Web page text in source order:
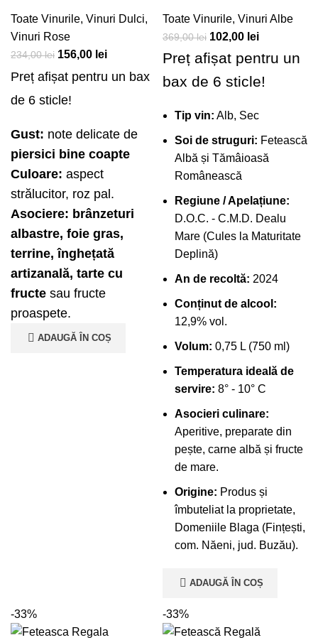
Toate Vinurile, Vinuri Dulci,
Vinuri Rose
234,00lei 156,00 lei
Preț afișat pentru un bax
de 6 sticle!
Gust: note delicate de
piersici bine coapte
Culoare: aspect
strălucitor, roz pal.
Asociere: brânzeturi
albastre, foie gras,
terrine, înghețată
artizanală, tarte cu
fructe sau fructe
proaspete.
ADAUGĂ ÎN COȘ
Toate Vinurile, Vinuri Albe
369,00lei 102,00 lei
Preț afișat pentru un
bax de 6 sticle!
Tip vin: Alb, Sec
Soi de struguri: Fetească
Albă și Tămâioasă
Românească
Regiune / Apelațiune:
D.O.C. - C.M.D. Dealu
Mare (Cules la Maturitate
Deplină)
An de recoltă: 2024
Conținut de alcool:
12,9% vol.
Volum: 0,75 L (750 ml)
Temperatura ideală de
servire: 8° - 10° C
Asocieri culinare:
Aperitive, preparate din
pește, carne albă și fructe
de mare.
Origine: Produs și
îmbuteliat la proprietate,
Domeniile Blaga (Fințești,
com. Năeni, jud. Buzău).
ADAUGĂ ÎN COȘ
-33% -33%